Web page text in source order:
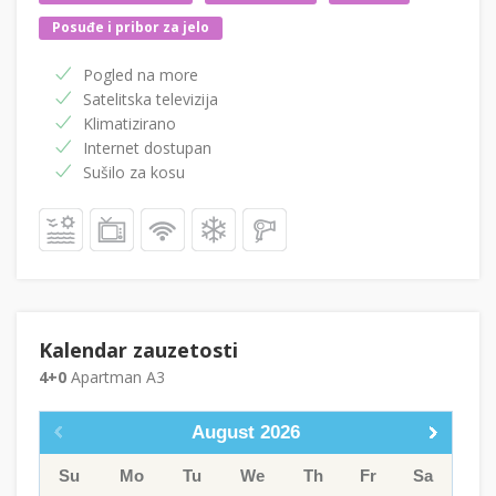
Posuđe i pribor za jelo
Pogled na more
Satelitska televizija
Klimatizirano
Internet dostupan
Sušilo za kosu
Kalendar zauzetosti
4+0 Apartman A3
August 2026
Su Mo Tu We Th Fr Sa